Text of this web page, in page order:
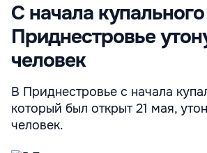
С начала
Приднестровье
человек
В Приднестровье с начала
который был открыт 21 мая,
человек.